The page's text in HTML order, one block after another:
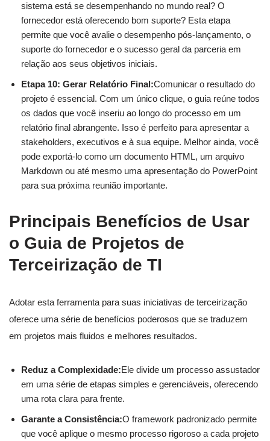
sistema está se desempenhando no mundo real? O
fornecedor está oferecendo bom suporte? Esta etapa
permite que você avalie o desempenho pós-lançamento, o
suporte do fornecedor e o sucesso geral da parceria em
relação aos seus objetivos iniciais.
Etapa 10: Gerar Relatório Final:Comunicar o resultado do
projeto é essencial. Com um único clique, o guia reúne todos
os dados que você inseriu ao longo do processo em um
relatório final abrangente. Isso é perfeito para apresentar a
stakeholders, executivos e à sua equipe. Melhor ainda, você
pode exportá-lo como um documento HTML, um arquivo
Markdown ou até mesmo uma apresentação do PowerPoint
para sua próxima reunião importante.
Principais Benefícios de Usar
o Guia de Projetos de
Terceirização de TI
Adotar esta ferramenta para suas iniciativas de terceirização
oferece uma série de benefícios poderosos que se traduzem
em projetos mais fluidos e melhores resultados.
Reduz a Complexidade:Ele divide um processo assustador
em uma série de etapas simples e gerenciáveis, oferecendo
uma rota clara para frente.
Garante a Consistência:O framework padronizado permite
que você aplique o mesmo processo rigoroso a cada projeto